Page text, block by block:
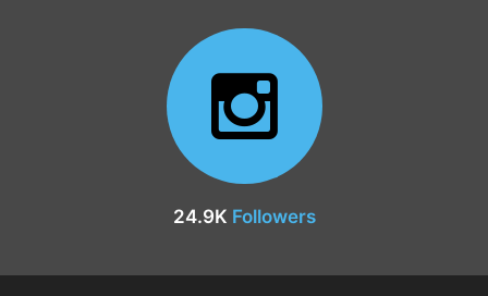
24.9K Followers